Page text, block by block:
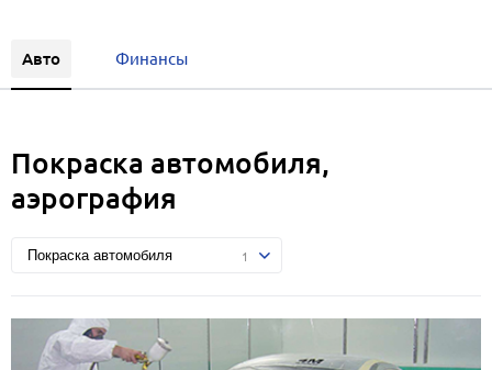
Авто Финансы
Покраска автомобиля,
аэрография